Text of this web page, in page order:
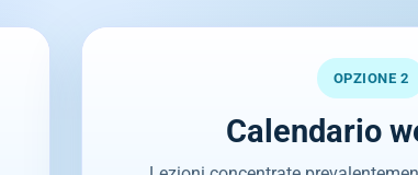
OPZIONE 2
Calendario